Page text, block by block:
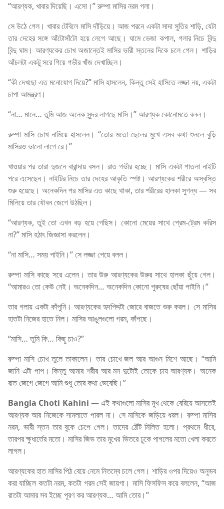
“আরণ্যক, খাবার দিয়েছি। এসো।” রুম্পা মাসির নরম গলা।
সে উঠে গেল। খাবার টেবিলে মাসি দাঁড়িয়ে। আজ পরনে একটা সাদা সুতির শাড়ি, যেটা
তার দেহের সঙ্গে আঁটোসাঁটো হয়ে লেগে আছে। ঘামে ভেজা কপাল, গলার নিচে বিন্দু
বিন্দু ঘাম। আরণ্যকের চোখ অজান্তেই মাসির ভারী স্তনের দিকে চলে গেল। শাড়ির
আঁচলটা একটু সরে গিয়ে গভীর খাঁজ দেখাচ্ছিল।
“কী দেখছো এত মনোযোগ দিয়ে?” মাসি হাসলেন, কিন্তু সেই হাসিতে লজ্জা নয়, একটা
চাপা আমন্ত্রণ।
“না… মানে… তুমি আজ অনেক সুন্দর লাগছে মাসি।” আরণ্যক কোনোমতে বলল।
রুম্পা মাসি চোখ নামিয়ে হাসলেন। “তোর মতো ছেলের মুখে এসব কথা শুনলে বুড়ি
মাসিরও ভালো লাগে রে।”
খাওয়ার পর তারা দুজনে বারান্দায় বসল। রাত গভীর হচ্ছে। মাসি একটা পাতলা নাইটি
পরে এসেছেন। নাইটির নিচে তার দেহের আকৃতি স্পষ্ট। আরণ্যকের শরীরে অস্বস্তি
শুরু হয়েছে। অনেকদিন পর মাসির এত কাছে থাকা, তার শরীরের হালকা সুগন্ধ — সব
মিলিয়ে তার যৌবন জেগে উঠছিল।
“আরণ্যক, তুই তো এখন বড় হয়ে গেছিস। কোনো মেয়ের সাথে প্রেম-ট্রেম করিস
না?” মাসি হঠাৎ জিজ্ঞাসা করলেন।
“না মাসি… সময় পাইনি।” সে লজ্জা পেয়ে বলল।
রুম্পা মাসি কাছে সরে এলেন। তার উরু আরণ্যকের উরুর সাথে হালকা ছুঁয়ে গেল।
“আমারও তো কেউ নেই। অনেকদিন… অনেকদিন কোনো পুরুষের ছোঁয়া পাইনি।”
তার গলায় একটা কাঁপুনি। আরণ্যকের হৃদপিদ্দটা জোরে বাজতে শুরু করল। সে মাসির
হাতটা নিজের হাতে নিল। মাসির আঙুলগুলো গরম, কাঁপছে।
“মাসি… তুমি কি… কিছু চাও?”
রুম্পা মাসি চোখ তুলে তাকালেন। তার চোখে জল আর আগুন মিশে আছে। “আমি
জানি এটা পাপ। কিন্তু আমার শরীর আর মন দুটোই তোকে চায় আরণ্যক। অনেক
রাত জেগে জেগে আমি শুধু তোর কথা ভেবেছি।”
Bangla Choti Kahini — এই কথাগুলো মাসির মুখ থেকে বেরিয়ে আসতেই
আরণ্যক আর নিজেকে সামলাতে পারল না। সে মাসিকে জড়িয়ে ধরল। রুম্পা মাসির
নরম, ভারী স্তন তার বুকে চেপে গেল। তাদের ঠোঁট মিলিত হলো। প্রথমে ধীরে,
তারপর ক্ষুধার্তের মতো। মাসির জিভ তার মুখের ভিতরে ঢুকে পাগলের মতো খেলা করতে
লাগল।
আরণ্যকের হাত মাসির পিঠ বেয়ে নেমে নিতম্বে চলে গেল। শাড়ির ওপর দিয়েও অনুভব
করা যাচ্ছিল কতটা নরম, কতটা গরম সেই জায়গা। মাসি ফিসফিস করে বললেন, “আজ
রাতটা আমার সব ইচ্ছে পূরণ কর আরণ্যক… আমি তোর।”